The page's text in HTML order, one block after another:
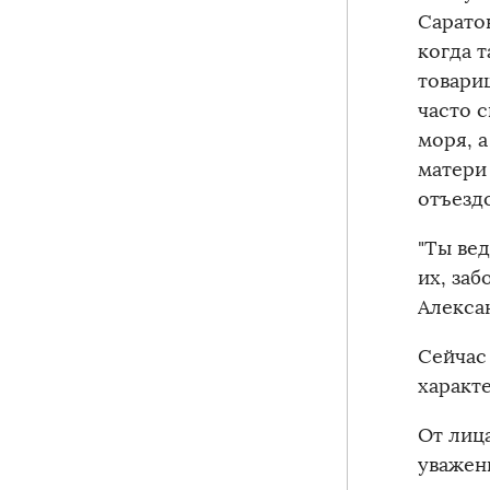
когда
часто
моря,
"Ты
их,
От